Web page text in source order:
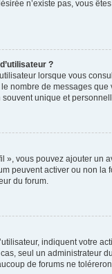
n’existe pas, vous
?
lorsque vous
nombre de messages
unique et
», vous pouvez ajouter
peuvent activer ou non
du forum.
indiquent votre
seul un administrateur
de forums ne